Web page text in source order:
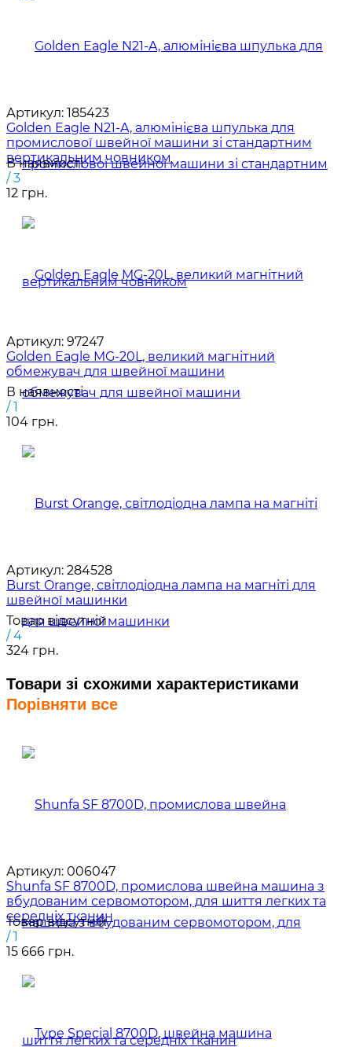
Артикул: 185423
Golden Eagle N21-A, алюмінієва шпулька для
промислової швейної машини зі стандартним
вертикальним човником
В наявності
/ 3
12 грн.
Артикул: 97247
Golden Eagle MG-20L, великий магнітний
обмежувач для швейної машини
В наявності
/ 1
104 грн.
Артикул: 284528
Burst Orange, світлодіодна лампа на магніті для
швейної машинки
Товар відсутній
/ 4
324 грн.
Товари зі схожими характеристиками
Порівняти все
Артикул: 006047
Shunfa SF 8700D, промислова швейна машина з
вбудованим сервомотором, для шиття легких та
середніх тканин
Товар відсутній
/ 1
15 666 грн.